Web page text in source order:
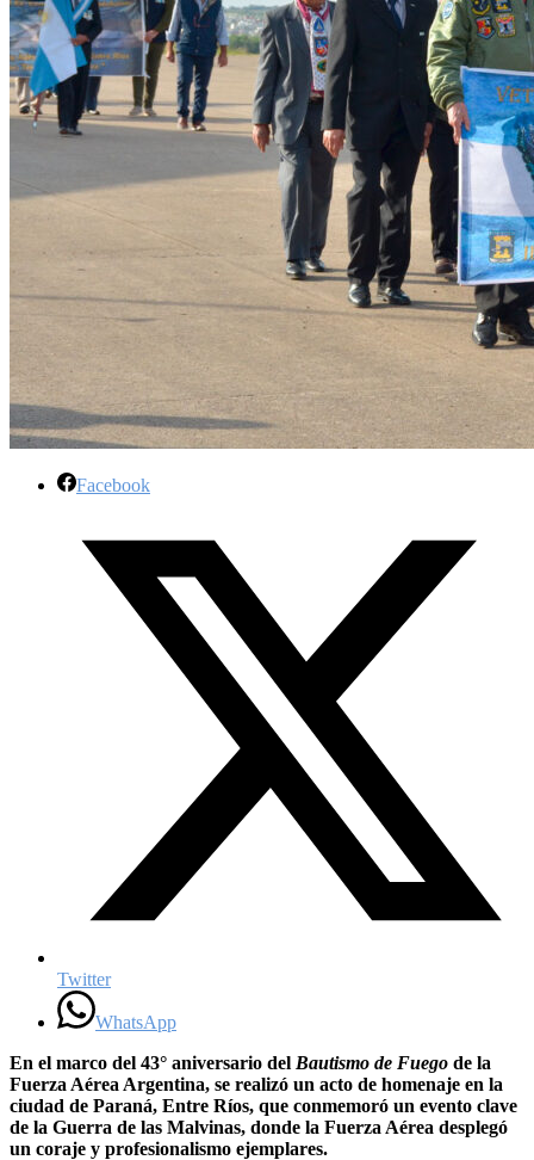
Facebook
Twitter
WhatsApp
En el marco del 43° aniversario del Bautismo de Fuego de la
Fuerza Aérea Argentina, se realizó un acto de homenaje en la
ciudad de Paraná, Entre Ríos, que conmemoró un evento clave
de la Guerra de las Malvinas, donde la Fuerza Aérea desplegó
un coraje y profesionalismo ejemplares.